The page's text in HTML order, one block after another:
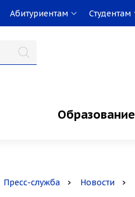
Абитуриентам Студентам
Образование
Пресс-служба Новости